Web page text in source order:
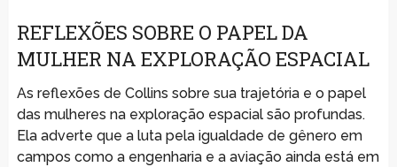
REFLEXÕES SOBRE O PAPEL DA
MULHER NA EXPLORAÇÃO ESPACIAL
As reflexões de Collins sobre sua trajetória e o papel
das mulheres na exploração espacial são profundas.
Ela adverte que a luta pela igualdade de gênero em
campos como a engenharia e a aviação ainda está em